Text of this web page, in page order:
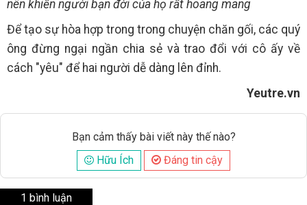
nên khiến người bạn đời của họ rất hoang mang
Để tạo sự hòa hợp trong trong chuyện chăn gối, các quý
ông đừng ngại ngần chia sẻ và trao đổi với cô ấy về
cách "yêu" để hai người dễ dàng lên đỉnh.
Yeutre.vn
Bạn cảm thấy bài viết này thế nào?
Hữu Ích
Đáng tin cậy
1 bình luận